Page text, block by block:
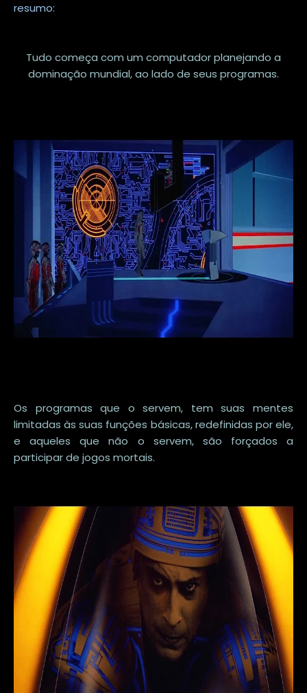
resumo:
Tudo começa com um computador planejando a
dominação mundial, ao lado de seus programas.
Os programas que o servem, tem suas mentes
limitadas às suas funções básicas, redefinidas por ele,
e aqueles que não o servem, são forçados a
participar de jogos mortais.